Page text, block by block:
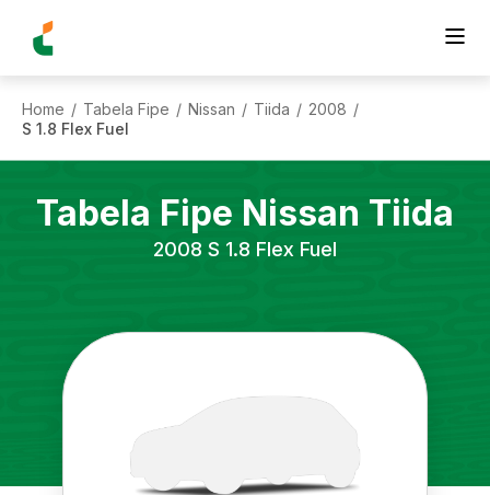
Home / Tabela Fipe / Nissan / Tiida / 2008 /
S 1.8 Flex Fuel
Tabela Fipe Nissan Tiida
2008 S 1.8 Flex Fuel